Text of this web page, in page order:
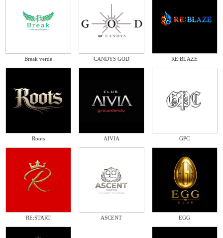
Break verde CANDYS GOD RE:BLAZE
Roots AIVIA GPC
RE:START ASCENT EGG